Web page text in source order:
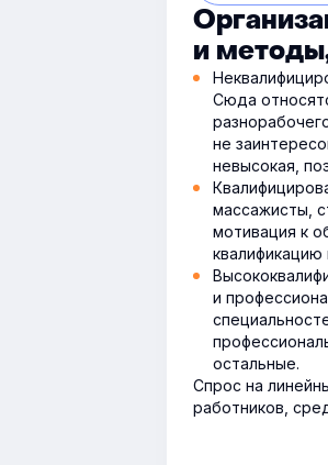
и
Сюда
не
невысокая,
массажисты,
мотивация к
квалификацию
и
остальные.
Спрос на
работников,